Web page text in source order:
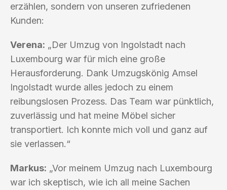
erzählen, sondern von unseren zufriedenen
Kunden:
Verena: „Der Umzug von Ingolstadt nach
Luxembourg war für mich eine große
Herausforderung. Dank Umzugskönig Amsel
Ingolstadt wurde alles jedoch zu einem
reibungslosen Prozess. Das Team war pünktlich,
zuverlässig und hat meine Möbel sicher
transportiert. Ich konnte mich voll und ganz auf
sie verlassen.“
Markus: „Vor meinem Umzug nach Luxembourg
war ich skeptisch, wie ich all meine Sachen